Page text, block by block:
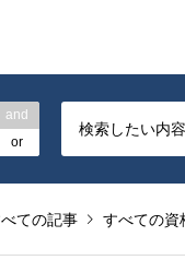
and
or
検索したい内
ての記事 すべての資